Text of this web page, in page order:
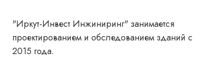
"Иркут-Инвест Инжиниринг" занимается
проектированием и обследованием зданий с
2015 года.